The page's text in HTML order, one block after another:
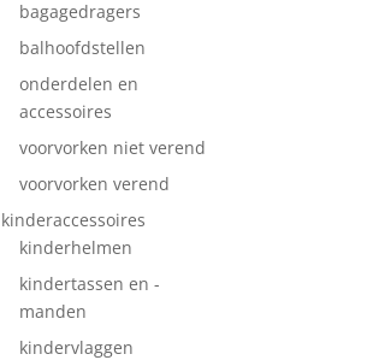
bagagedragers
balhoofdstellen
onderdelen en
accessoires
voorvorken niet verend
voorvorken verend
kinderaccessoires
kinderhelmen
kindertassen en -
manden
kindervlaggen